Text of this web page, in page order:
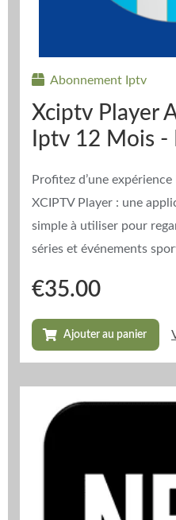
Abonnement Iptv
Xciptv Player
Iptv 12 Mois -
Profitez d’une
XCIPTV Player : une
simple à utiliser pour
séries et événements
€35.00
Ajouter au panier